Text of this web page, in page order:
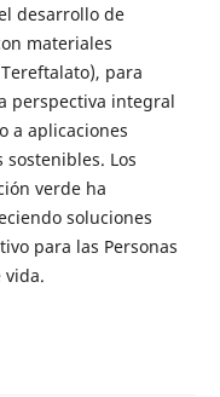
desarrollo de
materiales
para
perspectiva integral
a aplicaciones
Los
verde ha
soluciones
para las Personas
vida.